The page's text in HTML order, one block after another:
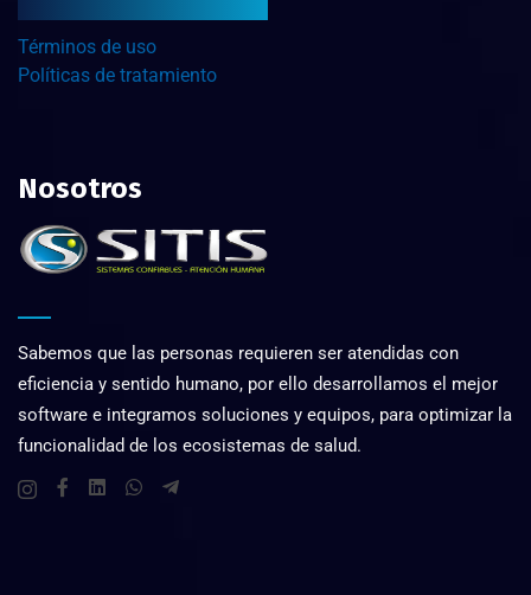
Términos de uso
Políticas de tratamiento
Nosotros
Sabemos que las personas requieren ser atendidas con
eficiencia y sentido humano, por ello desarrollamos el mejor
software e integramos soluciones y equipos, para optimizar la
funcionalidad de los ecosistemas de salud.